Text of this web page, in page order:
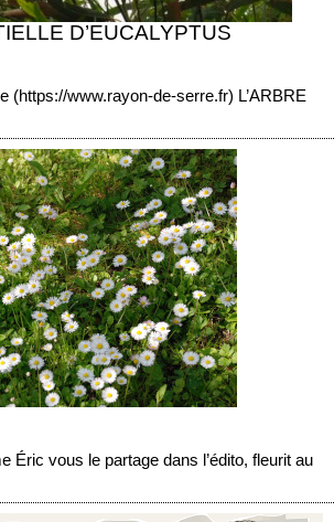
D’EUCALYPTUS
(https://www.rayon-de-serre.fr) L’ARBRE
Éric vous le partage dans l’édito, fleurit au